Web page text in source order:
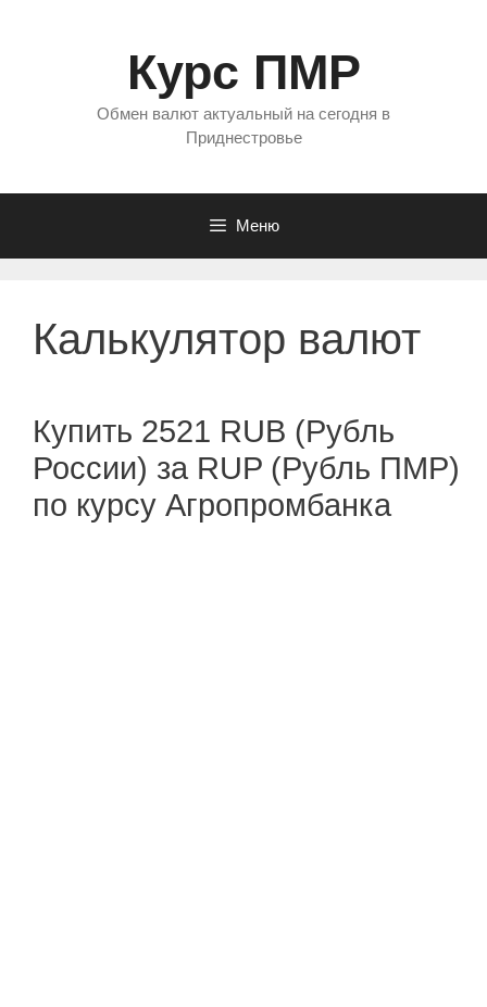
Курс ПМР
Обмен валют актуальный на сегодня в
Приднестровье
Меню
Калькулятор валют
Купить 2521 RUB (Рубль
России) за RUP (Рубль ПМР)
по курсу Агропромбанка